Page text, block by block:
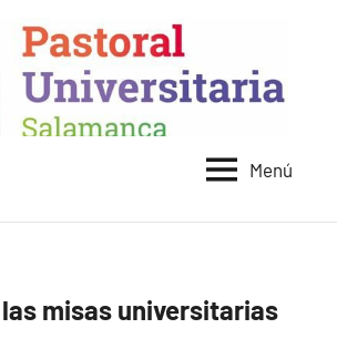
Menú
misas universitarias